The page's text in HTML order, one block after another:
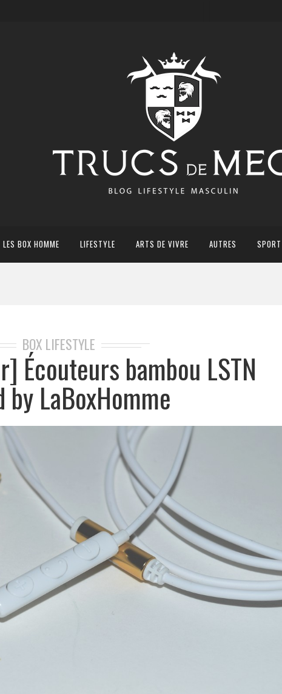
LES BOX HOMME LIFESTYLE ARTS DE VIVRE AUTRES SPORT
BOX LIFESTYLE
Écouteurs bambou LSTN
by LaBoxHomme